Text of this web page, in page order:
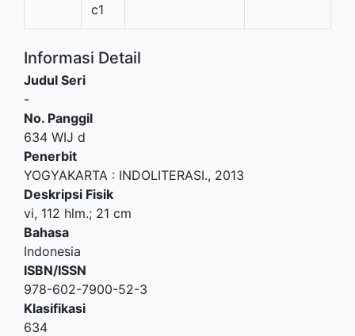
c1
Informasi Detail
Judul Seri
-
No. Panggil
634 WIJ d
Penerbit
YOGYAKARTA : INDOLITERASI., 2013
Deskripsi Fisik
vi, 112 hlm.; 21 cm
Bahasa
Indonesia
ISBN/ISSN
978-602-7900-52-3
Klasifikasi
634